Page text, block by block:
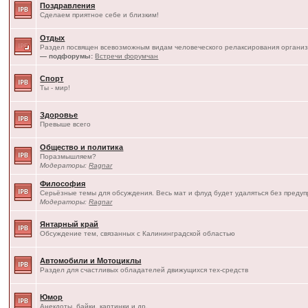
Поздравления
Сделаем приятное себе и близким!
Отдых
Раздел посвящен всевозможным видам человеческого релаксирования
— подфорумы: Встречи форумчан
Спорт
Ты - мир!
Здоровье
Превыше всего
Общество и политика
Поразмышляем?
Модераторы:Ragnar
Философия
Серьёзные темы для обсуждения. Весь мат и флуд будет удаляться без
Модераторы:Ragnar
Янтарный край
Обсуждение тем, связанных с Калининградской областью
Автомобили и Мотоциклы
Раздел для счастливых обладателей движущихся тех-средств
Юмор
Анекдоты, байки, картинки и др.